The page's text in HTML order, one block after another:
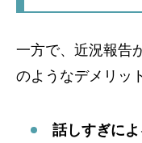
一方で、近況報告
のようなデメリッ
話しすぎに